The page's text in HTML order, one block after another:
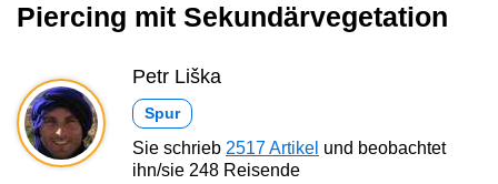
Piercing mit Sekundärvegetation
Petr Liška
Spur
Sie schrieb 2517 Artikel und beobachtet
ihn/sie 248 Reisende